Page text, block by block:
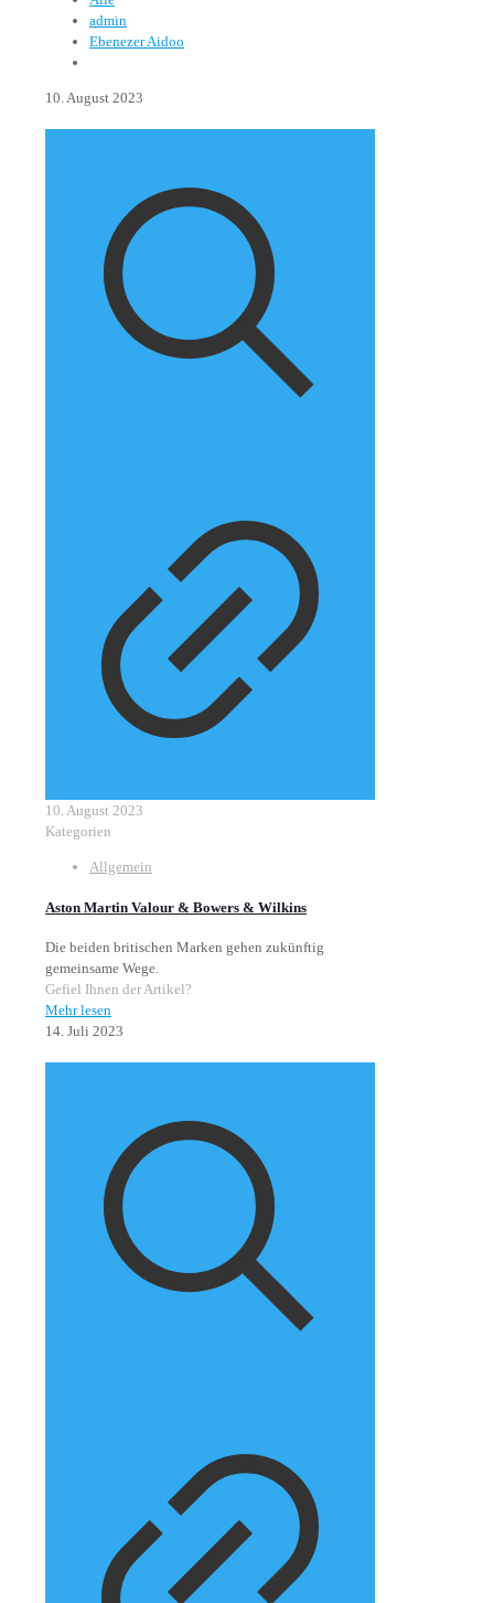
admin
Ebenezer Aidoo
10. August 2023
10. August 2023
Kategorien
Allgemein
Aston Martin Valour & Bowers & Wilkins
Die beiden britischen Marken gehen zukünftig
gemeinsame Wege.
Gefiel Ihnen der Artikel?
Mehr lesen
14. Juli 2023